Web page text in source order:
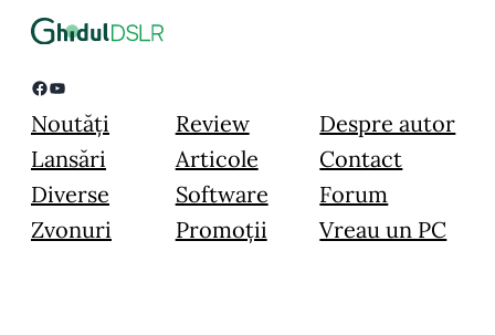
Facebook YouTube
Noutăți
Lansări
Diverse
Zvonuri
Review
Articole
Software
Promoții
Despre autor
Contact
Forum
Vreau un PC